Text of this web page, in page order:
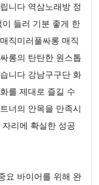
니다 역삼노래방 정
들러 기분 좋게 한
직미러풀싸롱 매직
롱의 탄탄한 원스톱
니다 강남구구단 화
를 제대로 즐길 수
너의 안목을 만족시
리에 확실한 성공
요 바이어를 위해 완